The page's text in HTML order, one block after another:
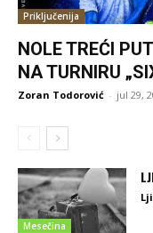
Priključenija
NOLE TREĆI
NA TURNIRU
Zoran Todorović - jul 29,
Mesečina